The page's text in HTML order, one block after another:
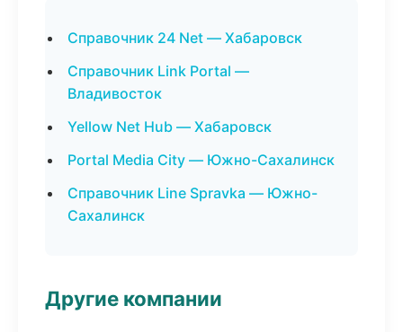
Справочник 24 Net — Хабаровск
Справочник Link Portal —
Владивосток
Yellow Net Hub — Хабаровск
Portal Media City — Южно-Сахалинск
Справочник Line Spravka — Южно-
Сахалинск
Другие компании